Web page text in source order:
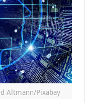
Altmann/Pixabay